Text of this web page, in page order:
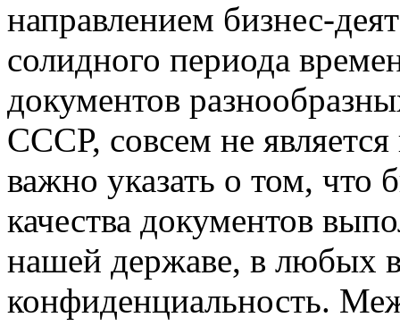
направлением бизнес-
солидного периода
документов
СССР, совсем не
важно указать о том, что
качества документов
нашей державе, в любых
конфиденциальность.